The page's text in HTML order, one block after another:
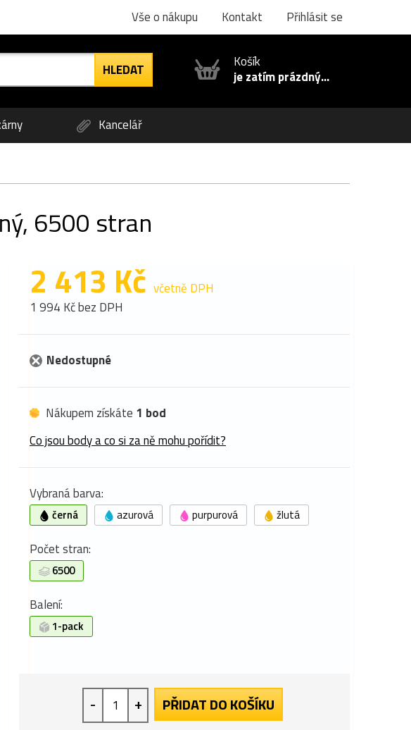
Vše o nákupu Kontakt Přihlásit se
Košík
je zatím prázdný...
Kancelář
6500 stran
2 413 Kč včetně DPH
1 994 Kč bez DPH
Nedostupné
Nákupem získáte 1 bod
Co jsou body a co si za ně mohu pořídit?
Vybraná barva:
černá azurová purpurová žlutá
Počet stran:
6500
Balení:
1-pack
- + PŘIDAT DO KOŠÍKU